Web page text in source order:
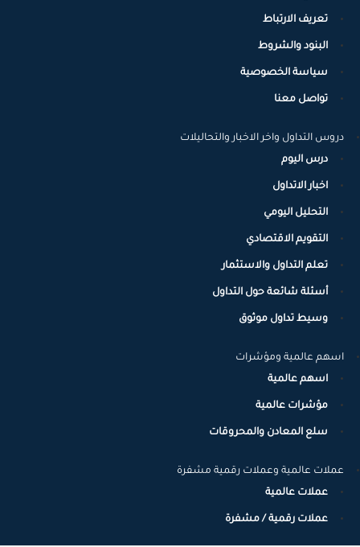
تعريف الارتباط
البنود والشروط
سياسة الخصوصية
تواصل معنا
دروس التداول واخر الاخبار والتحاليلات
درس اليوم
اخبار الاتداول
التحليل اليومي
التقويم الاقتصادي
تعلم التداول والاستثمار
أسئلة شائعة حول التداول
وسيط تداول موثوق
اسهم عالمية ومؤشرات
اسهم عالمية
مؤشرات عالمية
سلع المعادن والمحروقات
عملات عالمية وعملات رقمية مشفرة
عملات عالمية
عملات رقمية / مشفرة